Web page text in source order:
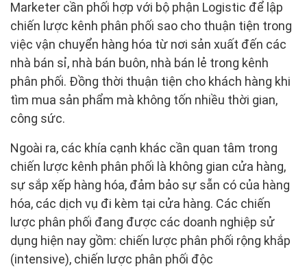
Marketer cần phối hợp với bộ phận Logistic để lập
chiến lược kênh phân phối sao cho thuận tiện trong
việc vận chuyển hàng hóa từ nơi sản xuất đến các
nhà bán sỉ, nhà bán buôn, nhà bán lẻ trong kênh
phân phối. Đồng thời thuận tiện cho khách hàng khi
tìm mua sản phẩm mà không tốn nhiều thời gian,
công sức.
Ngoài ra, các khía cạnh khác cần quan tâm trong
chiến lược kênh phân phối là không gian cửa hàng,
sự sắp xếp hàng hóa, đảm bảo sự sẵn có của hàng
hóa, các dịch vụ đi kèm tại cửa hàng. Các chiến
lược phân phối đang được các doanh nghiệp sử
dụng hiện nay gồm: chiến lược phân phối rộng khắp
(intensive), chiến lược phân phối độc